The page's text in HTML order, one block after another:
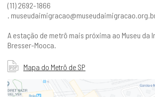
(11) 2692-1866
.
A estação de metrô mais próxima ao Museu da
Bresser-Mooca.
Mapa do Metrô de SP